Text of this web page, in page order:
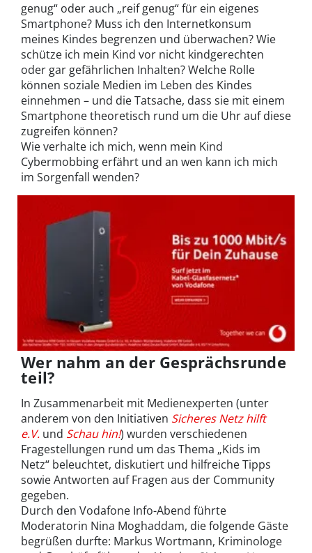
genug“ oder auch „reif genug“ für ein eigenes
Smartphone? Muss ich den Internetkonsum
meines Kindes begrenzen und überwachen? Wie
schütze ich mein Kind vor nicht kindgerechten
oder gar gefährlichen Inhalten? Welche Rolle
können soziale Medien im Leben des Kindes
einnehmen – und die Tatsache, dass sie mit einem
Smartphone theoretisch rund um die Uhr auf diese
zugreifen können?
Wie verhalte ich mich, wenn mein Kind
Cybermobbing erfährt und an wen kann ich mich
im Sorgenfall wenden?
Wer nahm an der Gesprächsrunde
teil?
In Zusammenarbeit mit Medienexperten (unter
anderem von den Initiativen Sicheres Netz hilft
e.V. und Schau hin!) wurden verschiedenen
Fragestellungen rund um das Thema „Kids im
Netz“ beleuchtet, diskutiert und hilfreiche Tipps
sowie Antworten auf Fragen aus der Community
gegeben.
Durch den Vodafone Info-Abend führte
Moderatorin Nina Moghaddam, die folgende Gäste
begrüßen durfte: Markus Wortmann, Kriminologe